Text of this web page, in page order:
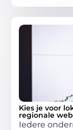
Kies je voor
regionale
Iedere